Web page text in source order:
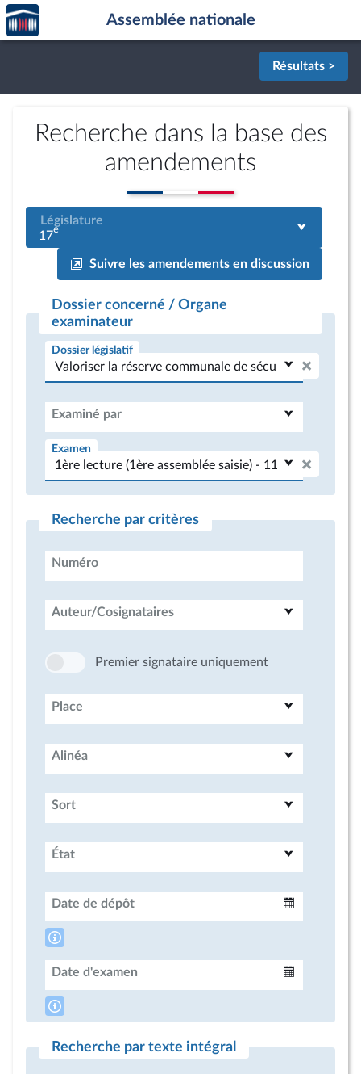
Aller au contenu
Aller en bas de la page
Accèder
à la
page
Assemblée nationale
Résultats >
Recherche dans la base des
amendements
Législature
17e
Suivre les amendements en discussion
Dossier concerné / Organe
examinateur
Dossier législatif
Examiné par
Examen
Recherche par critères
Numéro
Auteur/Cosignataires
Premier signataire uniquement
Place
Alinéa
Sort
État
Date de dépôt
Date d'examen
Recherche par texte intégral